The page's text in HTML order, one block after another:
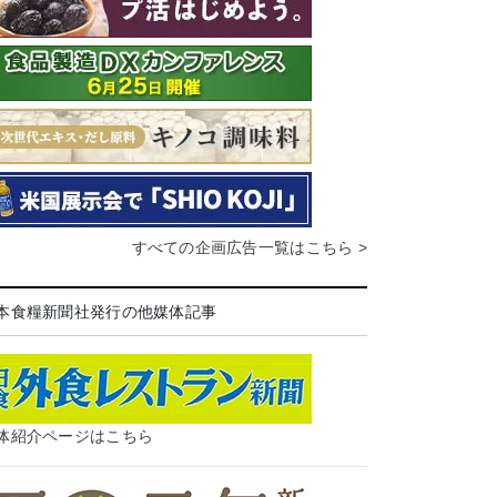
すべての企画広告一覧はこちら >
食糧新聞社発行の他媒体記事
紹介ページはこちら